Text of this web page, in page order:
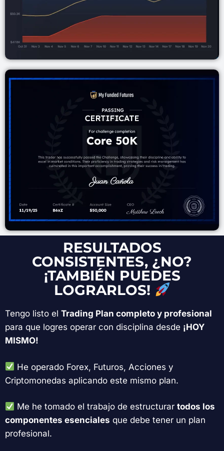
RESULTADOS
CONSISTENTES, ¿NO?
¡TAMBIÉN PUEDES
LOGRARLOS!
Tengo listo el Trading Plan completo y profesional
para que logres operar con disciplina desde ¡HOY
MISMO!
He operado Forex, Futuros, Acciones y
Criptomonedas aplicando este mismo plan.
Me he tomado el trabajo de estructurartodos los
componentes esenciales que debe tener un plan
profesional.